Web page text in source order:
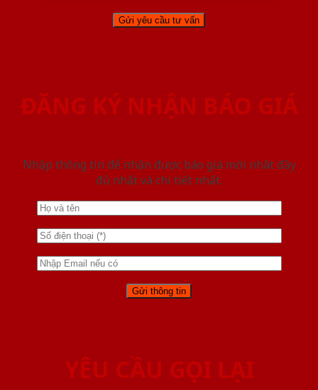
ĐĂNG KÝ NHẬN BÁO GIÁ
Nhập thông tin để nhận được báo giá mới nhât đầy
đủ nhất và chi tiết nhất.
YÊU CẦU GỌI LẠI